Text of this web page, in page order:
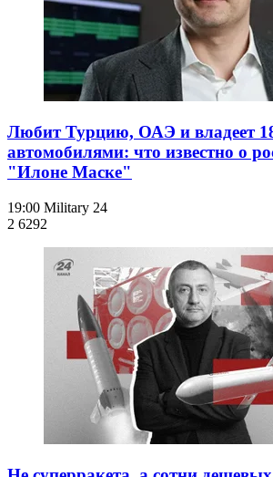
Любит Турцию, ОАЭ и владеет
автомобилями: что известно о
"Илоне Маске"
19:00 Military 24
2 6292